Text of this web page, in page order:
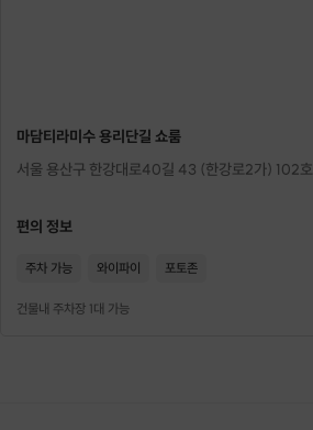
마담티라미수 용리단길 쇼룸
서울 용산구 한강대로40길 43 (한강로2가) 102호
편의 정보
주차 가능 와이파이 포토존
건물내 주차장 1대 가능